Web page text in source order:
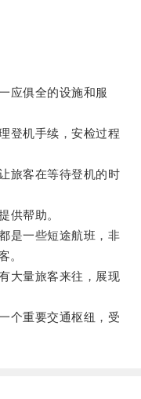
俱全的设施和服
机手续，安检过程
客在等待登机的时
帮助。
一些短途航班，非
。
量旅客来往，展现
重要交通枢纽，受